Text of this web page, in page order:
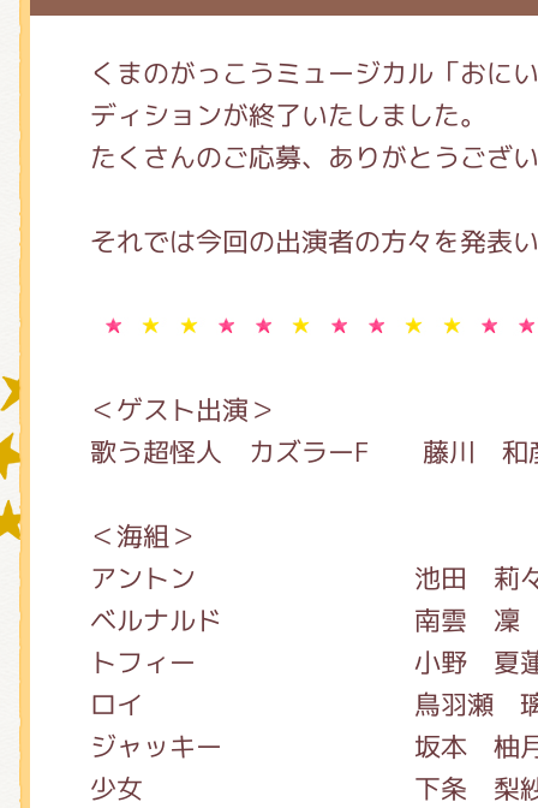
くまのがっこうミュージカル「おに
ディションが終了いたしました。
たくさんのご応募、ありがとうござ
それでは今回の出演者の方々を発表
＜ゲスト出演＞
歌う超怪人 カズラーF 藤川 和
＜海組＞
アントン 池田 莉々
ベルナルド 南雲 凜
トフィー 小野 夏
ロイ 鳥羽瀬 璃
ジャッキー 坂本 柚
少女 下条 梨
ショップインフォメーション
グッズインフォメーション
チア ジャッキーズ！
くまのがっこう しょくいんしつ